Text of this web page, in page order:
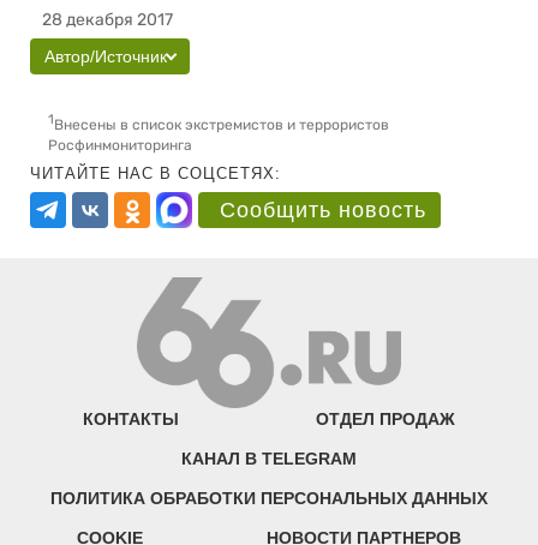
28 декабря 2017
Автор/Источник
1Внесены в список экстремистов и террористов
Росфинмониторинга
ЧИТАЙТЕ НАС В СОЦСЕТЯХ:
Сообщить новость
КОНТАКТЫ ОТДЕЛ ПРОДАЖ
КАНАЛ В TELEGRAM
ПОЛИТИКА ОБРАБОТКИ ПЕРСОНАЛЬНЫХ ДАННЫХ
COOKIE НОВОСТИ ПАРТНЕРОВ